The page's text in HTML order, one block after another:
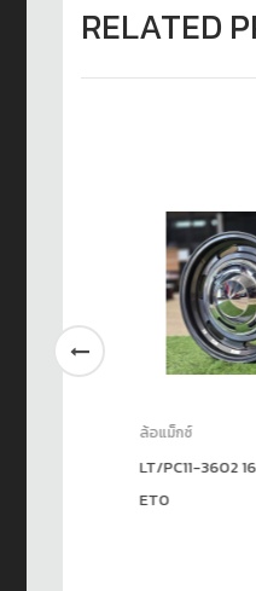
RELATED
ล้อแม็กซ์
LT/PC11-3602